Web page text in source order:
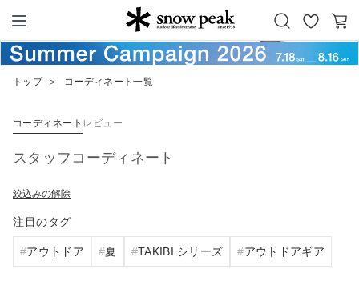
Snow Peak
お
気
カ
ー
トップ ＞ コーディネート一覧
コーディネート レビュー
スタッフコーディネート
絞込みの解除
注目のタグ
アウトドア 夏 TAKIBI シリーズ アウトドアギア